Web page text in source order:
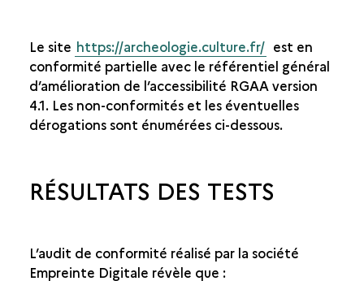
Le site https://archeologie.culture.fr/ est en
conformité partielle avec le référentiel général
d’amélioration de l’accessibilité RGAA version
4.1. Les non-conformités et les éventuelles
dérogations sont énumérées ci-dessous.
RÉSULTATS DES TESTS
L’audit de conformité réalisé par la société
Empreinte Digitale révèle que :